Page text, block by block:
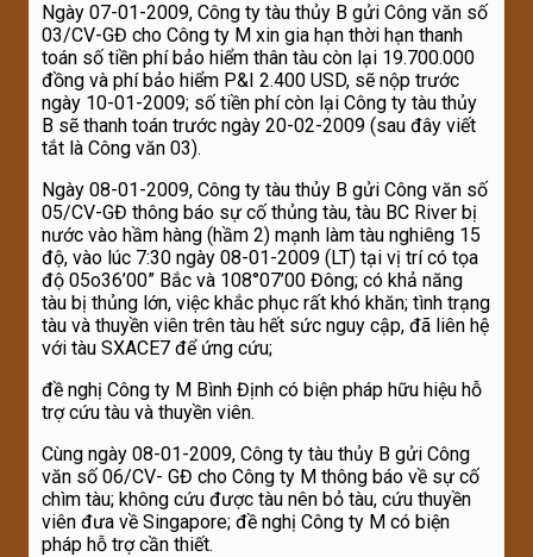
Ngày 07-01-2009, Công ty tàu thủy B gửi Công văn số
03/CV-GĐ cho Công ty M xin gia hạn thời hạn thanh
toán số tiền phí bảo hiểm thân tàu còn lại 19.700.000
đồng và phí bảo hiểm P&I 2.400 USD, sẽ nộp trước
ngày 10-01-2009; số tiền phí còn lại Công ty tàu thủy
B sẽ thanh toán trước ngày 20-02-2009 (sau đây viết
tắt là Công văn 03).
Ngày 08-01-2009, Công ty tàu thủy B gửi Công văn số
05/CV-GĐ thông báo sự cố thủng tàu, tàu BC River bị
nước vào hầm hàng (hầm 2) mạnh làm tàu nghiêng 15
độ, vào lúc 7:30 ngày 08-01-2009 (LT) tại vị trí có tọa
độ 05o36’00” Bắc và 108°07’00 Đông; có khả năng
tàu bị thủng lớn, việc khắc phục rất khó khăn; tình trạng
tàu và thuyền viên trên tàu hết sức nguy cập, đã liên hệ
với tàu SXACE7 để ứng cứu;
đề nghị Công ty M Bình Định có biện pháp hữu hiệu hỗ
trợ cứu tàu và thuyền viên.
Cùng ngày 08-01-2009, Công ty tàu thủy B gửi Công
văn số 06/CV- GĐ cho Công ty M thông báo về sự cố
chìm tàu; không cứu được tàu nên bỏ tàu, cứu thuyền
viên đưa về Singapore; đề nghị Công ty M có biện
pháp hỗ trợ cần thiết.